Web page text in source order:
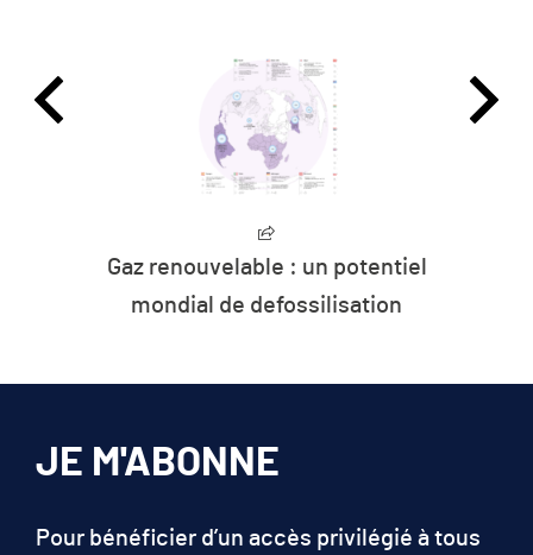
Gaz renouvelable : un potentiel
mondial de defossilisation
JE M'ABONNE
Pour bénéficier d’un accès privilégié à tous